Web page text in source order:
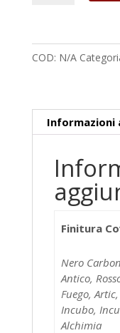
COD: N/A
Informazioni
Finitura
Nero
Antico,
Fuego,
Incubo,
Alchimia